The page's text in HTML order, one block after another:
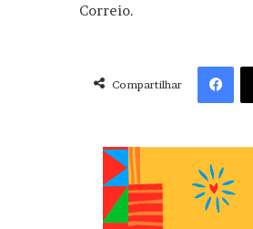
Correio.
Compartilhar
Facebook